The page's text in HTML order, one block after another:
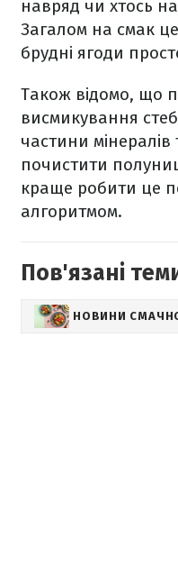
навряд чи хтось
Загалом на смак
брудні ягоди
Також відомо, що
висмикування
частини мінералів
почистити
краще робити це
алгоритмом.
Пов'язані
НОВИНИ